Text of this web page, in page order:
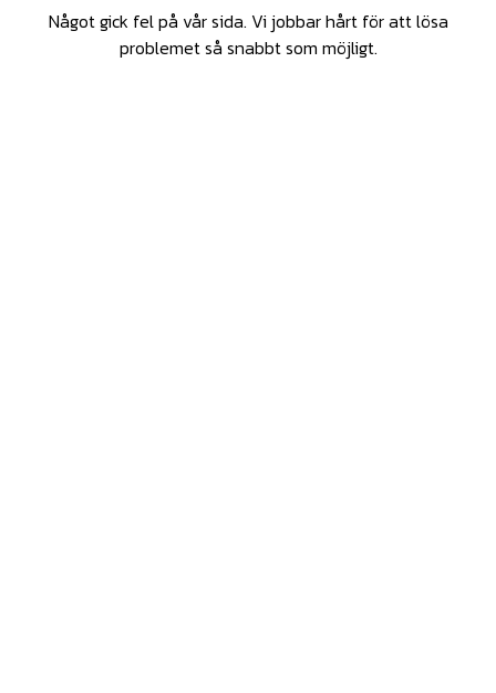
Något gick fel på vår sida. Vi jobbar hårt för att lösa
problemet så snabbt som möjligt.